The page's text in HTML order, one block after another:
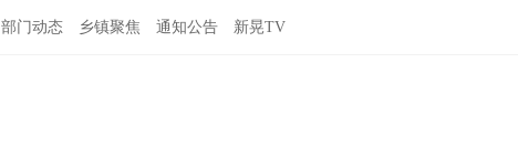
部门动态 乡镇聚焦 通知公告 新晃TV